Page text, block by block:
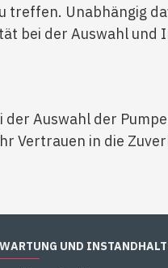
Unabhängig
bei der Auswahl
Auswahl der
Vertrauen in die
WARTUNG UND